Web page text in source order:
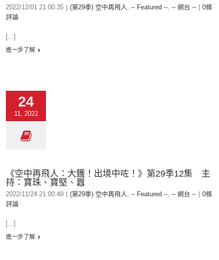
2022/12/01 21:00:35 (第29季) 空中再飛人, -- Featured --, -- 網台 --
0條
評論
[...]
進一步了解
24
11, 2022
《空中再飛人：大鑊！出境中咗！》第29季12集 主
持：寶珠、寶堅、囂
2022/11/24 21:00:49 (第29季) 空中再飛人, -- Featured --, -- 網台 --
0條
評論
[...]
進一步了解